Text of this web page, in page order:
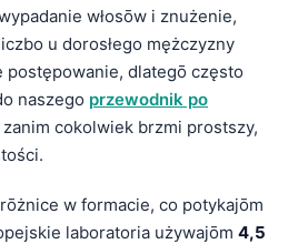
włosōw i znużenie,
u dorosłego mężczyzny
postępowanie, dlategō często
naszego przewodnik po
zanim cokolwiek brzmi prostszy,
w formacie, co potykajōm
laboratoria używajōm 4,5